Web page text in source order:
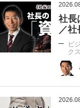
社長
／
ビ
ク